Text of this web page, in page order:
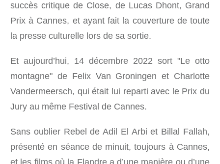
succès critique de Close, de Lucas Dhont, Grand
Prix à Cannes, et ayant fait la couverture de toute
la presse culturelle lors de sa sortie.
Et aujourd’hui, 14 décembre 2022 sort "Le otto
montagne" de Felix Van Groningen et Charlotte
Vandermeersch, qui était lui reparti avec le Prix du
Jury au même Festival de Cannes.
Sans oublier Rebel de Adil El Arbi et Billal Fallah,
présenté en séance de minuit, toujours à Cannes,